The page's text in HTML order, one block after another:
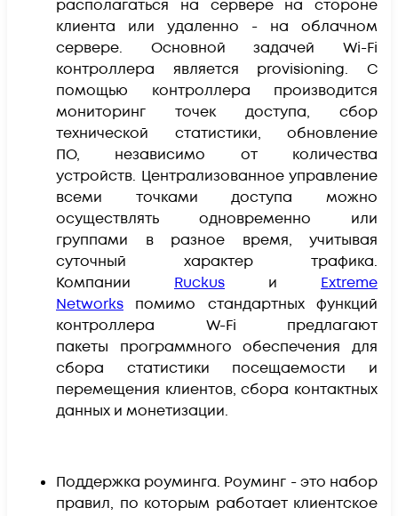
располагаться на сервере на стороне
клиента или удаленно - на облачном
сервере. Основной задачей Wi-Fi
контроллера является provisioning. С
помощью контроллера производится
мониторинг точек доступа, сбор
технической статистики, обновление
ПО, независимо от количества
устройств. Централизованное управление
всеми точками доступа можно
осуществлять одновременно или
группами в разное время, учитывая
суточный характер трафика.
Компании Ruckus и Extreme
Networks помимо стандартных функций
контроллера W-Fi предлагают
пакеты программного обеспечения для
сбора статистики посещаемости и
перемещения клиентов, сбора контактных
данных и монетизации.
Поддержка роуминга. Роуминг - это набор
правил, по которым работает клиентское